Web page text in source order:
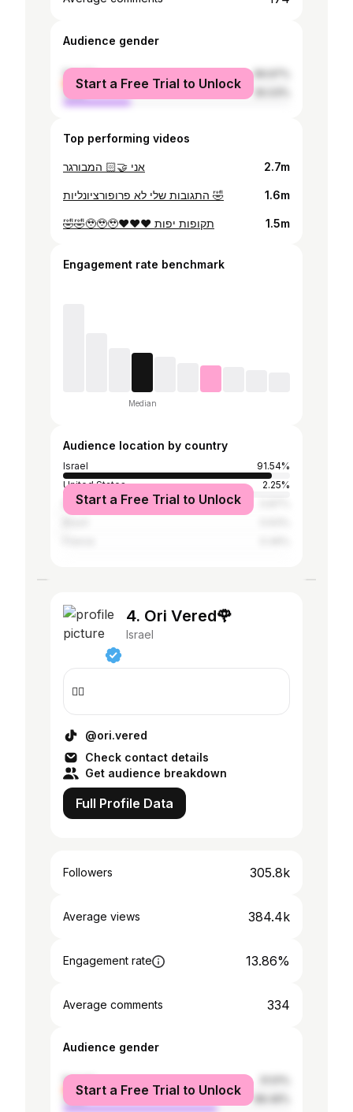
Audience gender
female
male
Start a Free Trial to Unlock
Top performing videos
אני 🤝🏻 המבורגר 2.7m
התגובות שלי לא פרופורציונליות 🤣 1.6m
🤣🤣🥹🥹🥹❤️❤️❤️ תקופות יפות 1.5m
Engagement rate benchmark
Median
Audience location by country
Israel
91.54%
United States
2.25%
ItalyStart a Free Trial to Unlock
4. Ori Vered🌹
Israel
👇🏻
@ori.vered
Check contact details
Get audience breakdown
Full Profile Data
Followers 305.8k
Average views 384.4k
Engagement rate 13.86%
Average comments 334
Audience gender
female
male
Start a Free Trial to Unlock